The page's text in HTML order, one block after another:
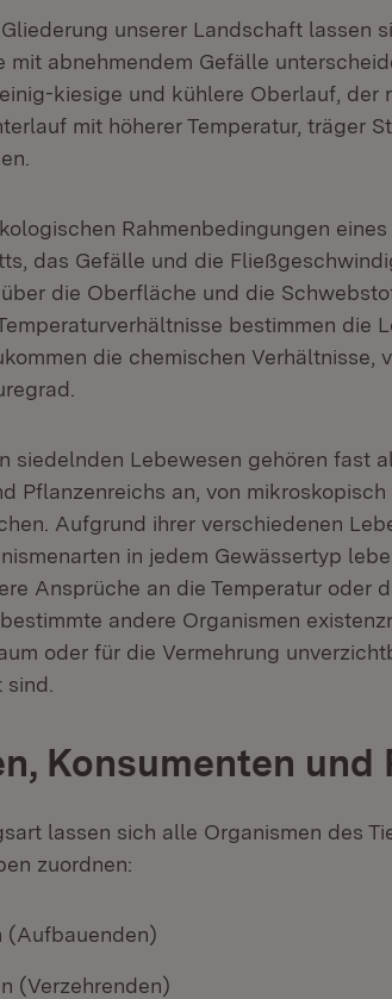
unserer Landschaft lassen
mit abnehmendem Gefälle
kiesige und kühlere Oberlauf, der
mit höherer Temperatur, träger
Rahmenbedingungen
das Gefälle und die
die Oberfläche und die
bestimmen die
die chemischen Verhältnisse,
siedelnden Lebewesen gehören fast
Pflanzenreichs an, von
Aufgrund ihrer verschiedenen
in jedem Gewässertyp
Ansprüche an die Temperatur oder
andere Organismen
oder für die Vermehrung
Konsumenten und
lassen sich alle Organismen des
zuordnen:
(Aufbauenden)
(Verzehrenden)